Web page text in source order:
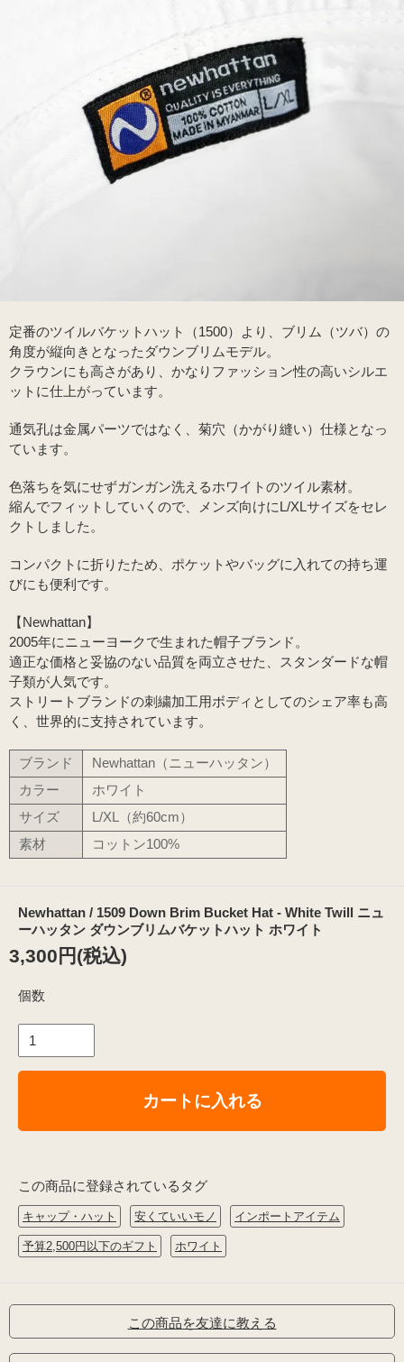
定番のツイルバケットハット（1500）より、ブリム（ツバ）の
角度が縦向きとなったダウンブリムモデル。
クラウンにも高さがあり、かなりファッション性の高いシルエ
ットに仕上がっています。
通気孔は金属パーツではなく、菊穴（かがり縫い）仕様となっ
ています。
色落ちを気にせずガンガン洗えるホワイトのツイル素材。
縮んでフィットしていくので、メンズ向けにL/XLサイズをセレ
クトしました。
コンパクトに折りたため、ポケットやバッグに入れての持ち運
びにも便利です。
【Newhattan】
2005年にニューヨークで生まれた帽子ブランド。
適正な価格と妥協のない品質を両立させた、スタンダードな帽
子類が人気です。
ストリートブランドの刺繍加工用ボディとしてのシェア率も高
く、世界的に支持されています。
ブランド
Newhattan（ニューハッタン）
カラー
ホワイト
サイズ
L/XL（約60cm）
素材
コットン100%
Newhattan / 1509 Down Brim Bucket Hat - White Twill ニュ
ーハッタン ダウンブリムバケットハット ホワイト
3,300円(税込)
個数
カートに入れる
この商品に登録されているタグ
キャップ・ハット 安くていいモノ インポートアイテム
予算2,500円以下のギフト ホワイト
この商品を友達に教える